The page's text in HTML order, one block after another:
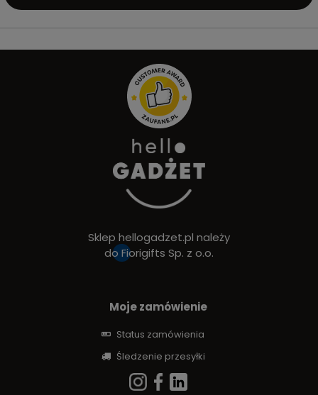
Sklep hellogadzet.pl należy
do Fiorigifts Sp. z o.o.
Moje zamówienie
Status zamówienia
Śledzenie przesyłki